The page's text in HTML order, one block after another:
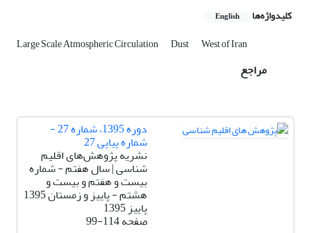
کلیدواژه‌ها English
Large Scale Atmospheric Circulation Dust West of Iran
مراجع
دوره 1395، شماره 27 -
شماره پیاپی 27
نشریه پژوهش‌های اقلیم
شناسی | سال هفتم - شماره
بیست و هفتم و بیست و
هشتم - پاییز و زمستان 1395
پاییز 1395
صفحه99-114